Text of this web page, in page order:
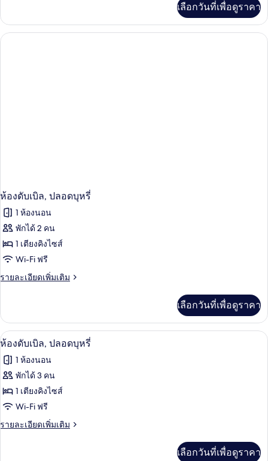
บุหรี่
เกี่ยว
กับ
ห้อง
เลือกวันที่เพื่อดูราคา
ห้องดับเบิล, ปลอดบุหรี่
1 ห้องนอน
พักได้ 2 คน
1 เตียงคิงไซส์
Wi-Fi ฟรี
รายละเอียดเพิ่มเติม
ราย
เกี่ยว
กับ
ห้อง
ปลอด
บุหรี่
เลือกวันที่เพื่อดูราคา
เปิด
ภาพถ่าย
ทั้งหมด
ของ
ห้อง
ดับเบิล,
ห้องดับเบิล, ปลอดบุหรี่ | มินิบาร์, ตู้นิร
3
ห้องดับเบิล, ปลอดบุหรี่
1 ห้องนอน
พักได้ 3 คน
1 เตียงคิงไซส์
Wi-Fi ฟรี
รายละเอียดเพิ่มเติม
ราย
เลือกวันที่เพื่อดูราคา